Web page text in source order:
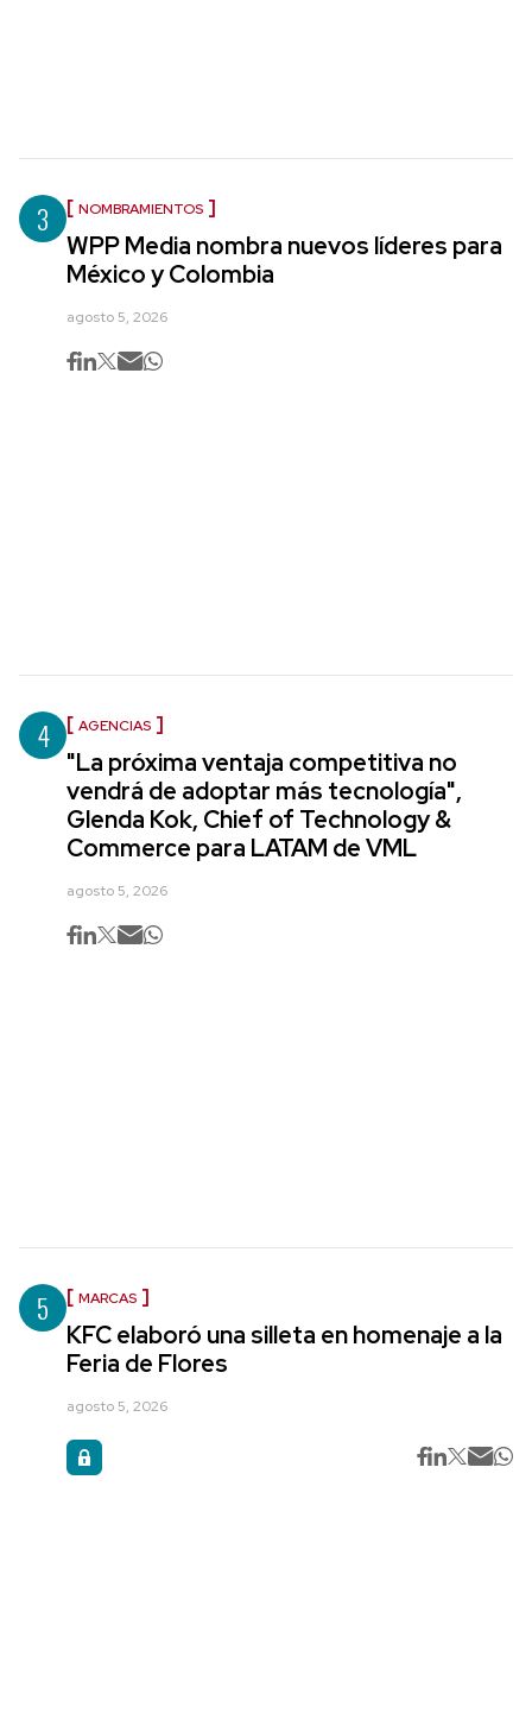
3 NOMBRAMIENTOS
WPP Media nombra nuevos líderes para
México y Colombia
agosto 5, 2026
4 AGENCIAS
"La próxima ventaja competitiva no
vendrá de adoptar más tecnología",
Glenda Kok, Chief of Technology &
Commerce para LATAM de VML
agosto 5, 2026
5 MARCAS
KFC elaboró una silleta en homenaje a la
Feria de Flores
agosto 5, 2026